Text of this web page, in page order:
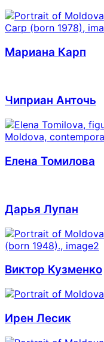
Мариана Карп
Чиприан Анточь
Елена Томилова
Дарья Лупан
Виктор Кузменко
Ирен Лесик